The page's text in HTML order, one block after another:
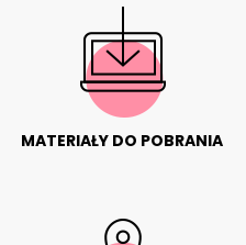
MATERIAŁY DO POBRANIA